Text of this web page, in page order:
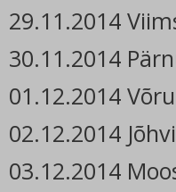
29.11.2014
30.11.2014
01.12.2014
02.12.2014
03.12.2014